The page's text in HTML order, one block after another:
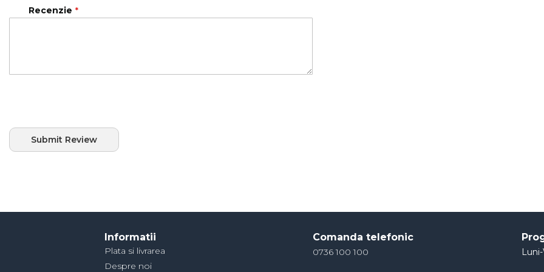
Recenzie
Submit Review
Informatii
Plata si livrarea
Despre noi
Comanda telefonic
0736 100 100